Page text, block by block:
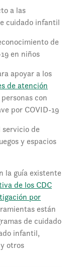
a las
cuidado infantil
de
en niños
apoyar a los
de atención
con
por COVID-19
de
y espacios
la guía existente
de los CDC
por
están
de cuidado
infantil,
otros